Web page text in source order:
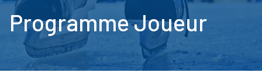
Programme Joueur